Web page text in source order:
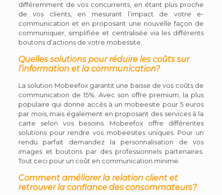
différemment de vos concurrents, en étant plus proche
de vos clients, en mesurant l’impact de votre e-
communication et en proposant une nouvelle façon de
communiquer, simplifiée et centralisée via les différents
boutons d’actions de votre mobessite.
Quelles solutions pour réduire les coûts sur
l’information et la communication?
La solution Mobeefox garantit une baisse de vos coûts de
communication de 15%. Avec son offre premium, la plus
populaire qui donne accès à un mobeesite pour 5 euros
par mois, mais également en proposant des services à la
carte selon vos besoins. Mobeefox offre différentes
solutions pour rendre vos mobeesites uniques. Pour un
rendu parfait demandez la personnalisation de vos
images et boutons par des professionnels partenaires.
Tout ceci pour un coût en communication minime.
Comment améliorer la relation client et
retrouver la confiance des consommateurs?